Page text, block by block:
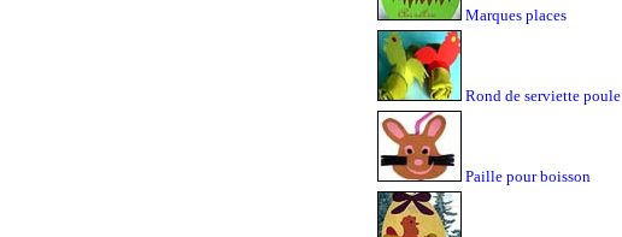
Marques places
Rond de serviette poule
Paille pour boisson